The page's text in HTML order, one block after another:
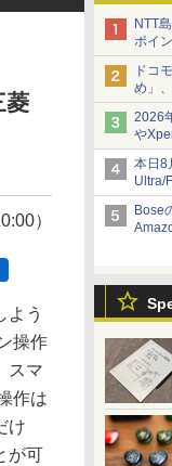
NTT
ポイ
ドコ
め」
2026
や
徴は
本日8
Ultra/
ば屋
Bose
菱
）
よう
操作
スマ
作は
け
が可